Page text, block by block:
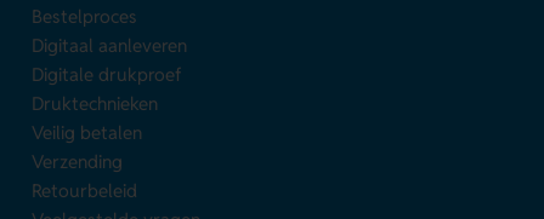
Bestelproces
Digitaal aanleveren
Digitale drukproef
Druktechnieken
Veilig betalen
Verzending
Retourbeleid